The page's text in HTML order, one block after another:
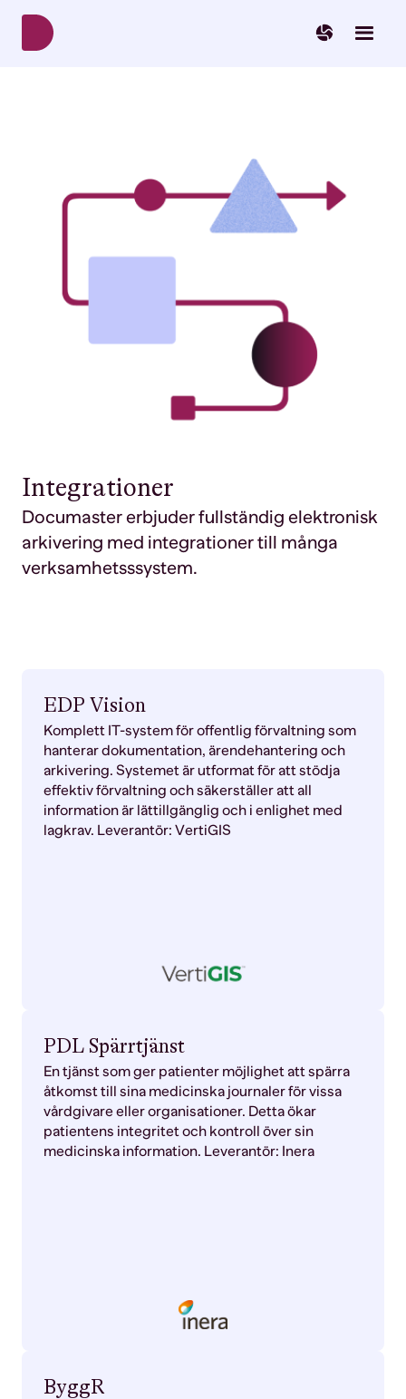
Integrationer
Documaster erbjuder fullständig elektronisk
arkivering med integrationer till många
verksamhetsssystem.
EDP Vision
Komplett IT-system för offentlig förvaltning som
hanterar dokumentation, ärendehantering och
arkivering. Systemet är utformat för att stödja
effektiv förvaltning och säkerställer att all
information är lättillgänglig och i enlighet med
lagkrav. Leverantör: VertiGIS
PDL Spärrtjänst
En tjänst som ger patienter möjlighet att spärra
åtkomst till sina medicinska journaler för vissa
vårdgivare eller organisationer. Detta ökar
patientens integritet och kontroll över sin
medicinska information. Leverantör: Inera
ByggR